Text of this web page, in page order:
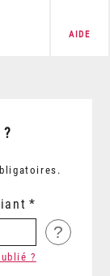
AIDE
?
?
?